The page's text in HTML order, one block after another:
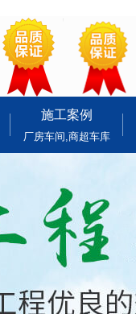
施工案例
厂房车间,商超车库